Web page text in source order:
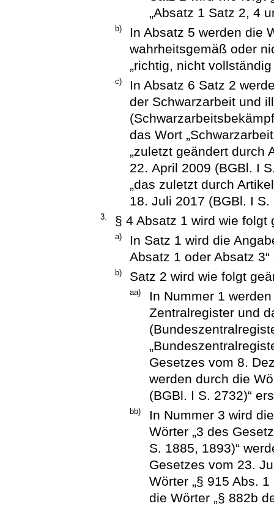
„Absatz 1 Satz 2, 4
b)
In Absatz 5 werden die
wahrheitsgemäß oder
„richtig, nicht
c)
In Absatz 6 Satz 2
der Schwarzarbeit und
das Wort
„zuletzt geändert durch
22. April 2009 (BGBl. I
„das zuletzt durch
18. Juli 2017 (BGBl. I
3. § 4 Absatz 1 wird wie folgt
a)
In Satz 1 wird die
Absatz 1 oder Absatz
b) Satz 2 wird wie folgt
aa)
In Nummer 1
Zentralregister und
Gesetzes vom 8.
werden durch die
(BGBl. I S. 2732)“
bb)
In Nummer 3 wird
Wörter „3 des
S. 1885, 1893)“
Gesetzes vom 23.
Wörter „§ 915 Abs.
die Wörter „§ 882b